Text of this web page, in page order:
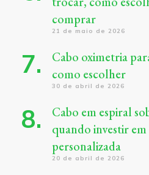
comprar
21 de maio de 2026
Cabo oximetria
como escolher
30 de abril de 2026
Cabo em espiral
quando investir
personalizada
20 de abril de 2026